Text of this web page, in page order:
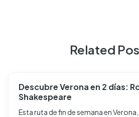
Related
Descubre Verona en 2 días:
Shakespeare
Esta ruta de fin de semana en